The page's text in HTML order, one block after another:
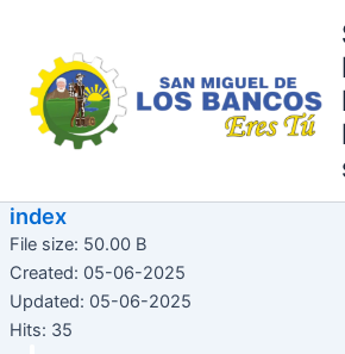
contenido
index
File size: 50.00 B
Created: 05-06-2025
Updated: 05-06-2025
Hits: 35